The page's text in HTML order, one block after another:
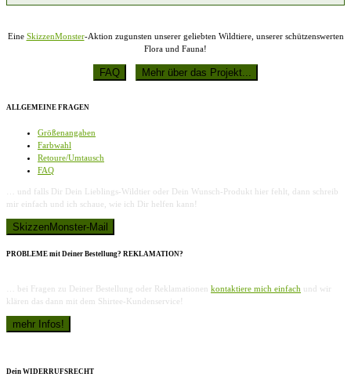
Eine SkizzenMonster-Aktion zugunsten unserer geliebten Wildtiere, unserer schützenswerten
Flora und Fauna!
ALLGEMEINE FRAGEN
Größenangaben
Farbwahl
Retoure/Umtausch
FAQ
… und falls Dir Dein Lieblings-Wildtier oder Dein Wunsch-Produkt hier fehlt, dann schreib
mir einfach und ich schaue, wie ich Dir helfen kann!
PROBLEME mit Deiner Bestellung? REKLAMATION?
… bei Fragen zu Deiner Bestellung oder Reklamationen kontaktiere mich einfach und wir
klären das dann mit dem Shirtee-Kundenservice!
Dein WIDERRUFSRECHT